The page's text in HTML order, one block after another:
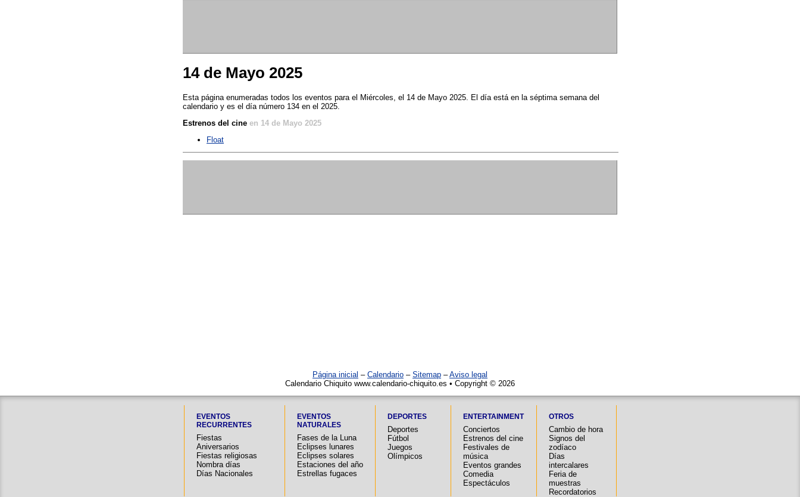
14 de Mayo 2025
Esta página enumeradas todos los eventos para el Miércoles, el 14 de Mayo 2025. El día está en la séptima semana del
calendario y es el día número 134 en el 2025.
Estrenos del cine en 14 de Mayo 2025
Float
Página inicial – Calendario – Sitemap –Aviso legal
Calendario Chiquito www.calendario-chiquito.es • Copyright © 2026
EVENTOS
RECURRENTES
Fiestas
Aniversarios
Fiestas religiosas
Nombra días
Días Nacionales
EVENTOS
NATURALES
Fases de la Luna
Eclipses lunares
Eclipses solares
Estaciones del año
Estrellas fugaces
DEPORTES
Deportes
Fútbol
Juegos
Olímpicos
ENTERTAINMENT
Conciertos
Estrenos del cine
Festivales de
música
Eventos grandes
Comedia
Espectáculos
OTROS
Cambio de hora
Signos del
zodíaco
Días
intercalares
Feria de
muestras
Recordatorios